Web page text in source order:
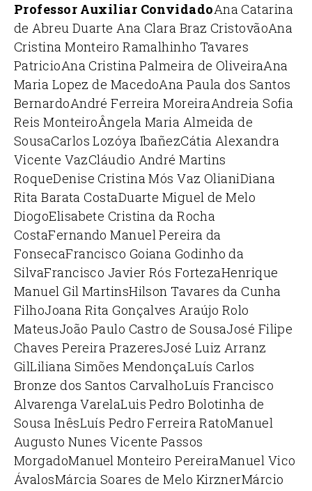
Professor Auxiliar ConvidadoAna Catarina
de Abreu DuarteAna Clara Braz CristovãoAna
Cristina Monteiro Ramalhinho Tavares
PatricioAna Cristina Palmeira de OliveiraAna
Maria Lopez de MacedoAna Paula dos Santos
BernardoAndré Ferreira MoreiraAndreia Sofia
Reis MonteiroÂngela Maria Almeida de
SousaCarlos Lozóya IbañezCátia Alexandra
Vicente VazCláudio André Martins
RoqueDenise Cristina Mós Vaz OlianiDiana
Rita Barata CostaDuarte Miguel de Melo
DiogoElisabete Cristina da Rocha
CostaFernando Manuel Pereira da
FonsecaFrancisco Goiana Godinho da
SilvaFrancisco Javier Rós FortezaHenrique
Manuel Gil MartinsHilson Tavares da Cunha
FilhoJoana Rita Gonçalves Araújo Rolo
MateusJoão Paulo Castro de SousaJosé Filipe
Chaves Pereira PrazeresJosé Luiz Arranz
GilLiliana Simões MendonçaLuís Carlos
Bronze dos Santos CarvalhoLuís Francisco
Alvarenga VarelaLuis Pedro Bolotinha de
Sousa InêsLuís Pedro Ferreira RatoManuel
Augusto Nunes Vicente Passos
MorgadoManuel Monteiro PereiraManuel Vico
ÁvalosMárcia Soares de Melo KirznerMárcio